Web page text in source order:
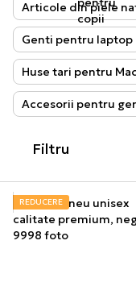
Articole din piele
Genti pentru laptop
Huse tari pentru
Accesorii pentru
Filtru
REDUCERE